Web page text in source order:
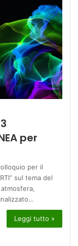
per
per il
sul tema del
Leggi tutto »